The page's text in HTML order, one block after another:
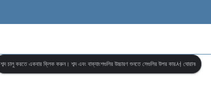
শব্দ চালু করতে একবার ক্লিক করুন। শব্দ এবং বাক্যাংশগুলির উচ্চারণ শুনতে সেগুলির উপর কার서 ঘোরান৷